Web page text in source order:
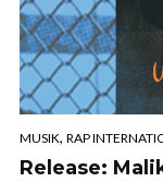
MUSIK, RAP
Release: